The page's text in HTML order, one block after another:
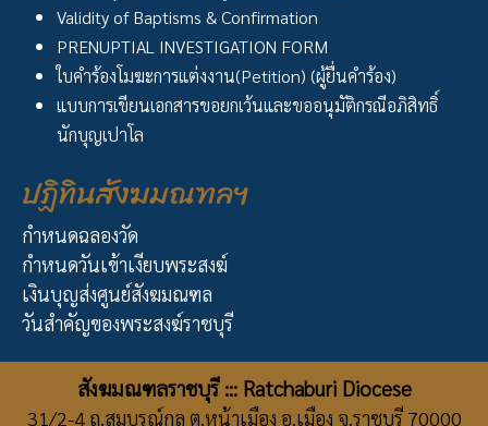
Validity of Baptisms & Confirmation
PRENUPTIAL INVESTIGATION FORM
ใบคำร้องโมฆะการแต่งงาน(Petition) (ผู้ยื่นคำร้อง)
แบบการเขียนเอกสารขอยกเว้นและขออนุมัติกรณีอภิสิทธิ์
นักบุญเปาโล
ปฏิทินสังฆมณฑลฯ
กำหนดฉลองวัด
กำหนดวันเข้าเงียบพระสงฆ์
เงินบุญส่งศูนย์สังฆมณฑล
วันสำคัญของพระสงฆ์ราชบุรี
สังฆมณฑลราชบุรี ::: Ratchaburi Diocese
31/2-4 ถ.สมบูรณ์กุล ต.หน้าเมือง อ.เมือง จ.ราชบุรี 70000